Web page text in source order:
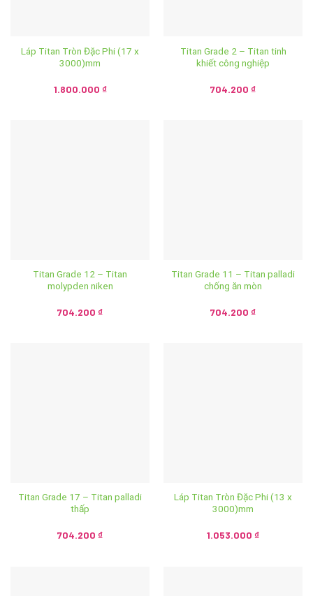
Láp Titan Tròn Đặc Phi (17 x
3000)mm
1.800.000 ₫
Titan Grade 2 – Titan tinh
khiết công nghiệp
704.200 ₫
Titan Grade 12 – Titan
molypden niken
704.200 ₫
Titan Grade 11 – Titan palladi
chống ăn mòn
704.200 ₫
Titan Grade 17 – Titan palladi
thấp
704.200 ₫
Láp Titan Tròn Đặc Phi (13 x
3000)mm
1.053.000 ₫